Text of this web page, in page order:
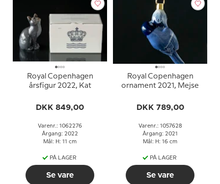
Royal Copenhagen
årsfigur 2022, Kat
DKK 849,00
Varenr.: 1062276
Årgang: 2022
Mål: H: 11 cm
PÅ LAGER
Se vare
Royal Copenhagen
ornament 2021, Mejse
DKK 789,00
Varenr.: 1057628
Årgang: 2021
Mål: H: 16 cm
PÅ LAGER
Se vare